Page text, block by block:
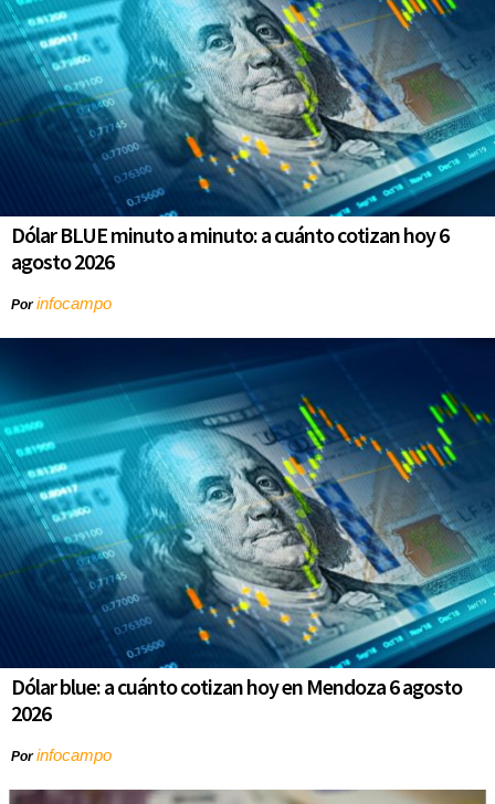
Dólar BLUE minuto a minuto: a cuánto cotizan hoy 6
agosto 2026
Porinfocampo
Dólar blue: a cuánto cotizan hoy en Mendoza 6 agosto
2026
Porinfocampo